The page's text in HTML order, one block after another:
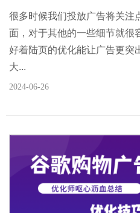
很多时候我们投放广告将关注
面，对于其他的一些细节就很
好着陆页的优化能让广告更突
大...
2024-06-26